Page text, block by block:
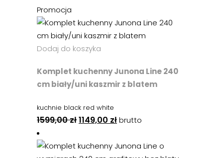
Promocja
Dodaj do koszyka
Komplet kuchenny Junona Line 240
cm biały/uni kaszmir z blatem
kuchnie black red white
1599,00zł1149,00 złbrutto